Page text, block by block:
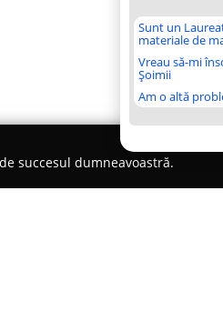
Sunt un
materiale de
Vreau să-mi
Șoimii
Am o altă
succesul dumneavoastră.